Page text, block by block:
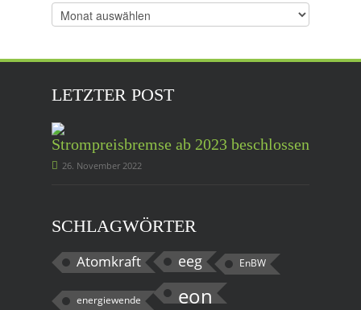
Ältere
Beiträge
LETZTER POST
Strompreisbremse ab 2023 beschlossen
26. November 2022
SCHLAGWÖRTER
Atomkraft eeg EnBW
energiewende eon